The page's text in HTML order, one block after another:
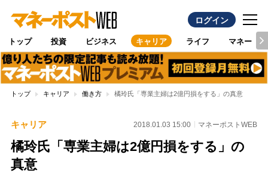
ログイン
トップ 投資 ビジネス キャリア ライフ マネー
トップ キャリア 働き方 橘玲氏「専業主婦は2億円損をする」の真意
キャリア 2018.01.03 15:00 マネーポストWEB
橘玲氏「専業主婦は2億円損をする」の
真意